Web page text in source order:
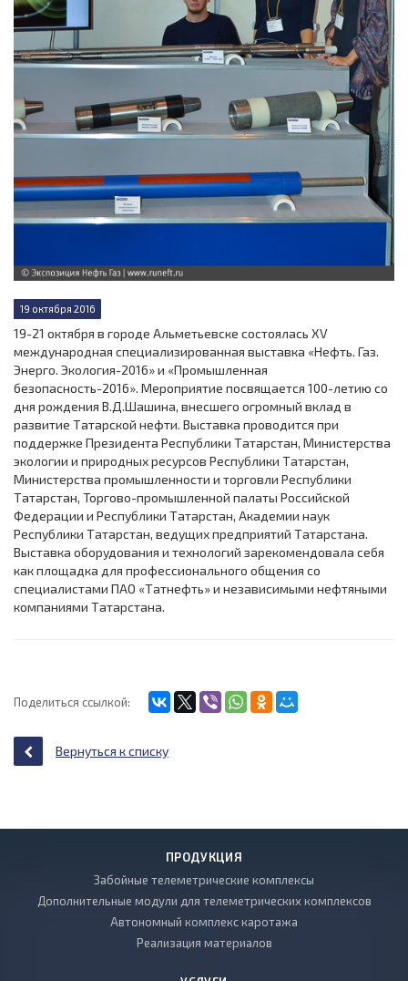
19 октября 2016
19-21 октября в городе Альметьевске состоялась XV
международная специализированная выставка «Нефть. Газ.
Энерго. Экология-2016» и «Промышленная
безопасность-2016». Мероприятие посвящается 100-летию со
дня рождения В.Д.Шашина, внесшего огромный вклад в
развитие Татарской нефти. Выставка проводится при
поддержке Президента Республики Татарстан, Министерства
экологии и природных ресурсов Республики Татарстан,
Министерства промышленности и торговли Республики
Татарстан, Торгово-промышленной палаты Российской
Федерации и Республики Татарстан, Академии наук
Республики Татарстан, ведущих предприятий Татарстана.
Выставка оборудования и технологий зарекомендовала себя
как площадка для профессионального общения со
специалистами ПАО «Татнефть» и независимыми нефтяными
компаниями Татарстана.
Поделиться ссылкой:
Вернуться к списку
ПРОДУКЦИЯ
Забойные телеметрические комплексы
Дополнительные модули для телеметрических комплексов
Автономный комплекс каротажа
Реализация материалов